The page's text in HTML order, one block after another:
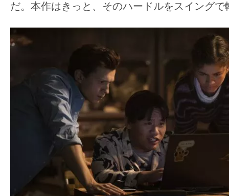
だ。本作はきっと、そのハードルをスイング